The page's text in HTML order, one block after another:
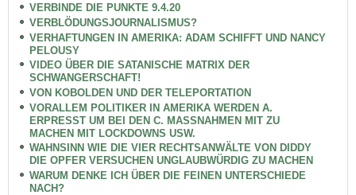
VERBINDE DIE PUNKTE 9.4.20
VERBLÖDUNGSJOURNALISMUS?
VERHAFTUNGEN IN AMERIKA: ADAM SCHIFFT UND NANCY
PELOUSY
VIDEO ÜBER DIE SATANISCHE MATRIX DER
SCHWANGERSCHAFT!
VON KOBOLDEN UND DER TELEPORTATION
VORALLEM POLITIKER IN AMERIKA WERDEN A.
ERPRESST UM BEI DEN C. MASSNAHMEN MIT ZU
MACHEN MIT LOCKDOWNS USW.
WAHNSINN WIE DIE VIER RECHTSANWÄLTE VON DIDDY
DIE OPFER VERSUCHEN UNGLAUBWÜRDIG ZU MACHEN
WARUM DENKE ICH ÜBER DIE FEINEN UNTERSCHIEDE
NACH?